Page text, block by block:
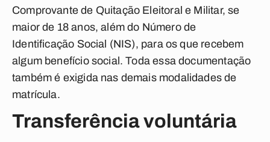
Comprovante de Quitação Eleitoral e Militar, se
maior de 18 anos, além do Número de
Identificação Social (NIS), para os que recebem
algum benefício social. Toda essa documentação
também é exigida nas demais modalidades de
matrícula.
Transferência voluntária